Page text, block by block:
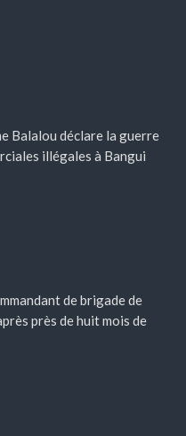
Balalou déclare la guerre
illégales à Bangui
de brigade de
près de huit mois de